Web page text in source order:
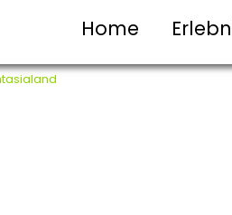
Home